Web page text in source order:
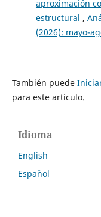
aproximación
estructural ,
(2026): mayo-
También puede
para este artículo.
Idioma
English
Español